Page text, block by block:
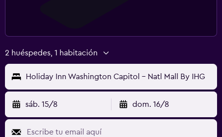
2 huéspedes, 1 habitación
Holiday Inn Washington Capitol - Natl Mall By IHG
sáb. 15/8 dom. 16/8